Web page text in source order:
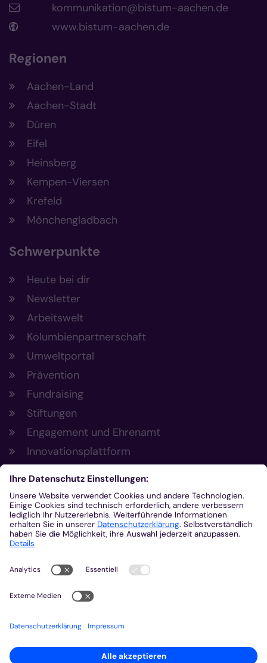
kommunikation@bistum-aachen.de
www.bistum-aachen.de
Regionen
Aachen-Land
Aachen-Stadt
Düren
Eifel
Heinsberg
Kempen-Viersen
Krefeld
Mönchengladbach
Schwerpunkte
Heute bei dir
Newsletter
Arbeitswelt
Kolumbienpartnerschaft
Umweltportal
Prävention
Fundraising
Stiftungen
Engagement und Ehrenamt
Innovationsplattform
Aus der Plattform
Nachrichten
Veranstaltungen
Gottesdienste
Stellenangebote
Kirchenzeitung
Rechtsdatenbank
Meldestelle gemäß Hinweisgeberschutzgesetz